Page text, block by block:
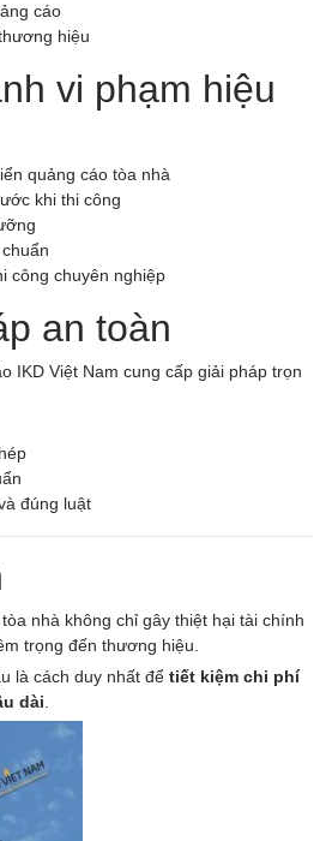
cáo
hiệu
vi phạm hiệu
quảng cáo tòa nhà
khi thi công
công chuyên nghiệp
an toàn
IKD Việt Nam cung cấp giải pháp trọn
đúng luật
nhà không chỉ gây thiệt hại tài chính
trọng đến thương hiệu.
là cách duy nhất để tiết kiệm chi phí
dài